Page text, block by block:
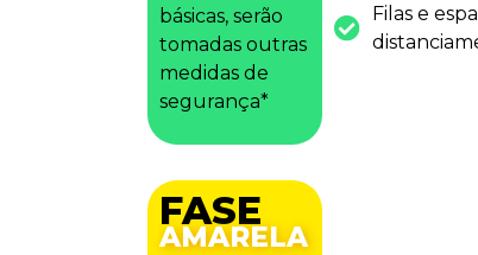
básicas, serão
tomadas outras
medidas de
segurança*
Filas e
FASE
AMARELA